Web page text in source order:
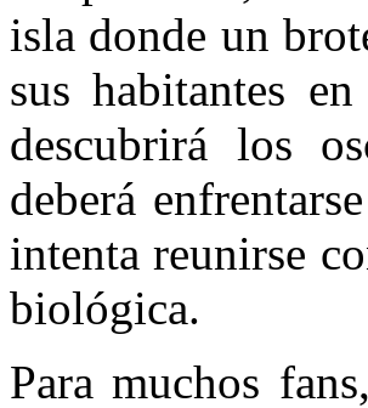
isla donde un
sus habitantes
descubrirá los
deberá
intenta reunirse
biológica.
Para muchos